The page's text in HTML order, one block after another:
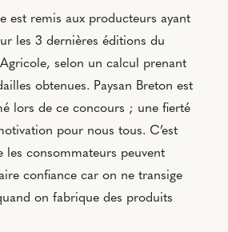
est remis aux producteurs ayant
les 3 dernières éditions du
selon un calcul prenant
obtenues. Paysan Breton est
lors de ce concours ; une fierté
pour nous tous. C’est
les consommateurs peuvent
confiance car on ne transige
on fabrique des produits